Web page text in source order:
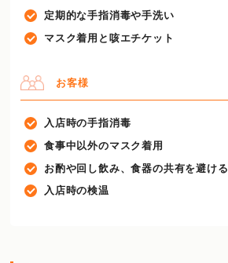
定期的な手指消毒や手洗い
マスク着用と咳エチケット
お客様
入店時の手指消毒
食事中以外のマスク着用
お酌や回し飲み、食器の共有を避ける
入店時の検温